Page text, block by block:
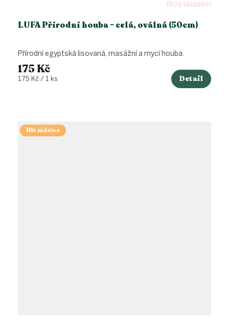
LUFA Přírodní houba - celá, oválná (50cm)
Brzy skladem
175 Kč
Měrná
175 Kč / 1 ks Detail
Přírodní egyptská lisovaná, masážní a mycí houba.
Hit měsíce